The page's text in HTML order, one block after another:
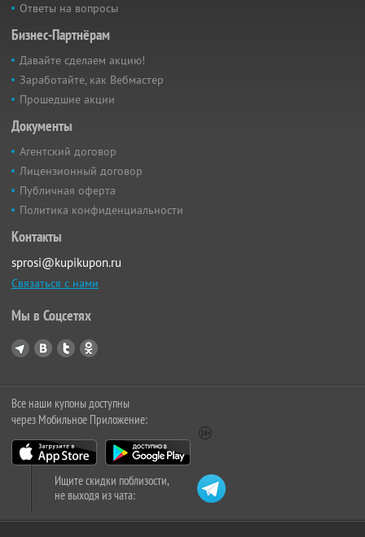
Ответы на вопросы
Бизнес-Партнёрам
Давайте сделаем акцию!
Заработайте, как Вебмастер
Прошедшие акции
Документы
Агентский договор
Лицензионный договор
Публичная оферта
Политика конфиденциальности
Контакты
sprosi@kupikupon.ru
Связаться с нами
Мы в Соцсетях
Все наши купоны доступны
через Мобильное Приложение:
Ищите скидки поблизости,
не выходя из чата: